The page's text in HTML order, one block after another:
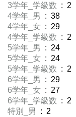
3学年_学級数 : 2
4学年_男
: 38
4学年_女 : 29
4学年_学級数 : 2
5学年_男
: 24
5学年_女 : 24
5学年_学級数 : 2
6学年_男
: 29
6学年_女 : 27
6学年_学級数 : 2
特別_男
: 2